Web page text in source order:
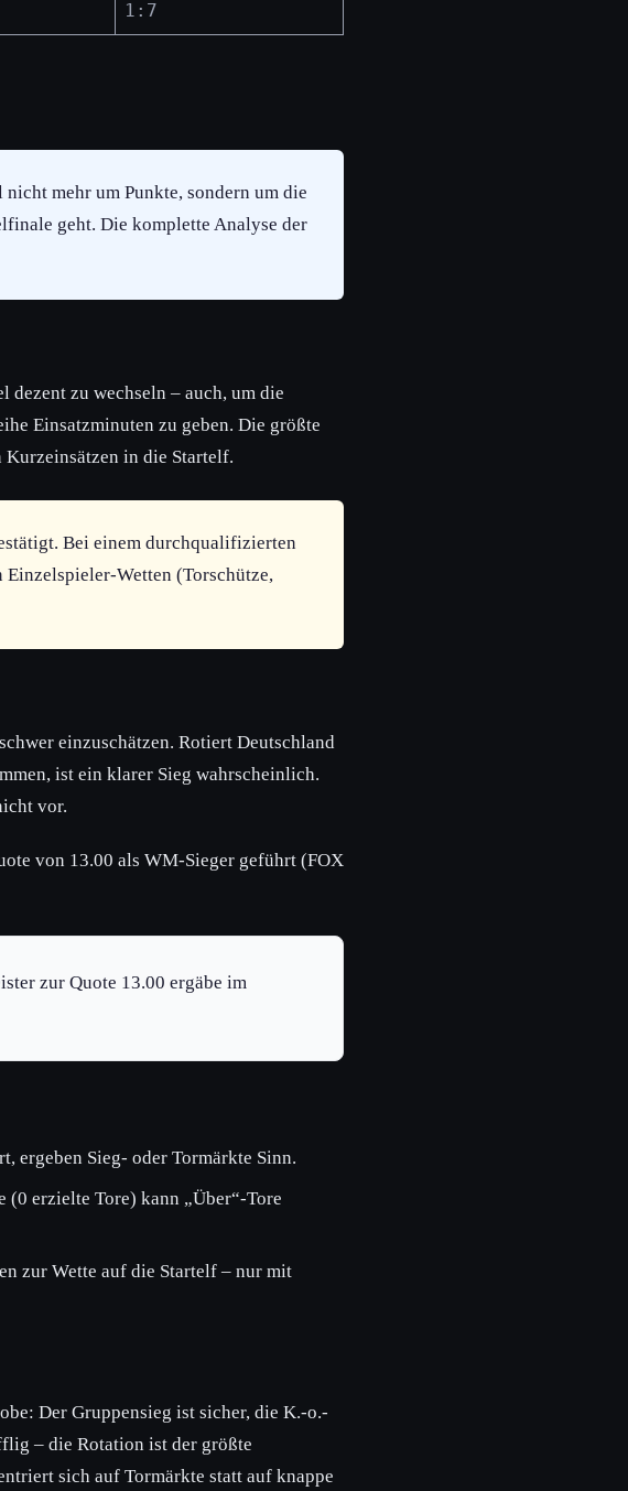
1:7
mehr um Punkte, sondern um die
geht. Die komplette Analyse der
dezent zu wechseln – auch, um die
Einsatzminuten zu geben. Die größte
in die Startelf.
Bei einem durchqualifizierten
Wetten (Torschütze,
einzuschätzen. Rotiert Deutschland
ist ein klarer Sieg wahrscheinlich.
vor.
von 13.00 als WM-Sieger geführt (FOX
zur Quote 13.00 ergäbe im
ergeben Sieg- oder Tormärkte Sinn.
(0 erzielte Tore) kann „Über“-Tore
zur Wette auf die Startelf – nur mit
Der Gruppensieg ist sicher, die K.-o.-
– die Rotation ist der größte
sich auf Tormärkte statt auf knappe